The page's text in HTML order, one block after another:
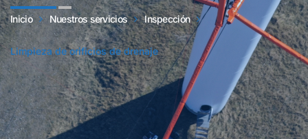
Inicio Nuestros servicios Inspección
Limpieza de orificios de drenaje